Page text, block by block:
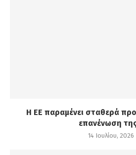
Η ΕΕ παραμένει σταθερά
επανένωση
14 Ιουλίου, 2026